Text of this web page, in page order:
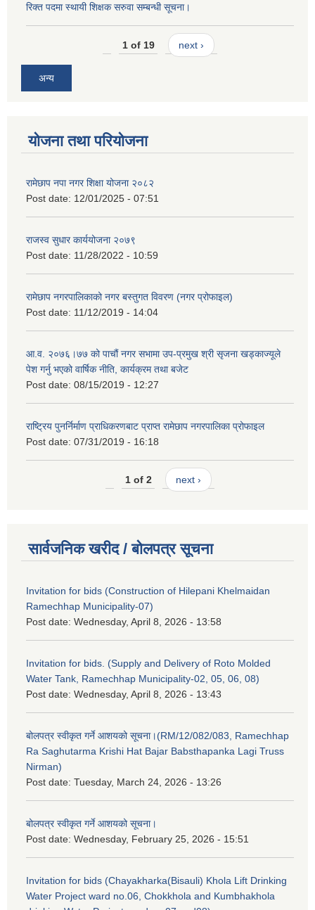
रिक्त पदमा स्थायी शिक्षक सरुवा सम्बन्धी सूचना।
1 of 19 next ›
अन्य
योजना तथा परियोजना
रामेछाप नपा नगर शिक्षा योजना २०८२
Post date: 12/01/2025 - 07:51
राजस्व सुधार कार्ययोजना २०७९
Post date: 11/28/2022 - 10:59
रामेछाप नगरपालिकाको नगर बस्तुगत विवरण (नगर प्रोफाइल)
Post date: 11/12/2019 - 14:04
आ.व. २०७६।७७ को पाचौं नगर सभामा उप-प्रमुख श्री सृजना खड्काज्यूले
पेश गर्नु भएको वार्षिक नीति, कार्यक्रम तथा बजेट
Post date: 08/15/2019 - 12:27
राष्ट्रिय पुनर्निर्माण प्राधिकरणबाट प्राप्त रामेछाप नगरपालिका प्रोफाइल
Post date: 07/31/2019 - 16:18
1 of 2 next ›
सार्वजनिक खरीद / बोलपत्र सूचना
Invitation for bids (Construction of Hilepani Khelmaidan
Ramechhap Municipality-07)
Post date: Wednesday, April 8, 2026 - 13:58
Invitation for bids. (Supply and Delivery of Roto Molded
Water Tank, Ramechhap Municipality-02, 05, 06, 08)
Post date: Wednesday, April 8, 2026 - 13:43
बोलपत्र स्वीकृत गर्ने आशयको सूचना।(RM/12/082/083, Ramechhap
Ra Saghutarma Krishi Hat Bajar Babsthapanka Lagi Truss
Nirman)
Post date: Tuesday, March 24, 2026 - 13:26
बोलपत्र स्वीकृत गर्ने आशयको सूचना।
Post date: Wednesday, February 25, 2026 - 15:51
Invitation for bids (Chayakharka(Bisauli) Khola Lift Drinking
Water Project ward no.06, Chokkhola and Kumbhakhola